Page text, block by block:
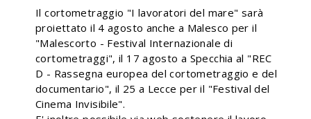
Il cortometraggio "I lavoratori del mare" sarà
proiettato il 4 agosto anche a Malesco per il
"Malescorto - Festival Internazionale di
cortometraggi", il 17 agosto a Specchia al "REC
D - Rassegna europea del cortometraggio e del
documentario", il 25 a Lecce per il "Festival del
Cinema Invisibile".